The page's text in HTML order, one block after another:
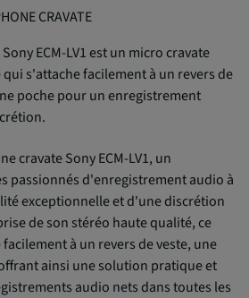
CRAVATE
ECM-LV1 est un micro cravate
s'attache facilement à un revers de
poche pour un enregistrement
cravate Sony ECM-LV1, un
passionnés d'enregistrement audio à
exceptionnelle et d'une discrétion
de son stéréo haute qualité, ce
à un revers de veste, une
ainsi une solution pratique et
audio nets dans toutes les